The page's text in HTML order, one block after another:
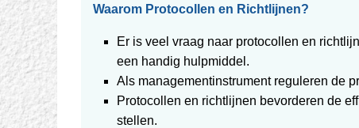
Waarom Protocollen en Richtlijnen?
Er is veel vraag naar protocollen en
een handig hulpmiddel.
Als managementinstrument reguleren de
Protocollen en richtlijnen bevorderen de
stellen.